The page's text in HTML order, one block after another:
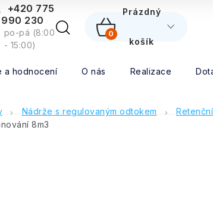
+420 775
990 230
po-pá (8:00
- 15:00)
NÁKUPNÍ
KOŠÍK
Prázdný
košík
a hodnocení O nás Realizace
Nádrže s regulovaným odtokem
8m3